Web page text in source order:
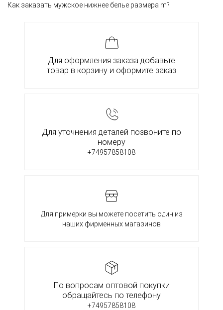
Как заказать мужское нижнее белье размера m?
Для оформления заказа добавьте
товар в корзину и оформите заказ
Для уточнения деталей позвоните по
номеру
+74957858108
Для примерки вы можете посетить один из
наших фирменных магазинов
По вопросам оптовой покупки
обращайтесь по телефону
+74957858108